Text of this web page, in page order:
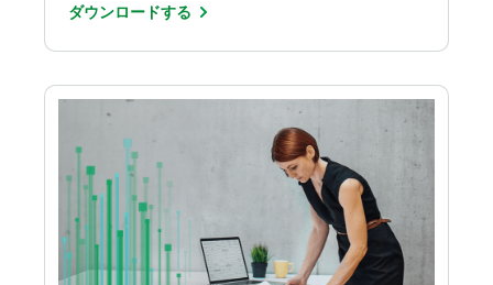
ダウンロードする